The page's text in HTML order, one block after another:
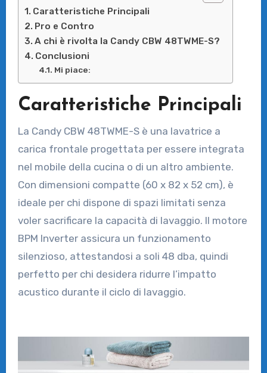
Caratteristiche Principali
Pro e Contro
A chi è rivolta la Candy CBW 48TWME-S?
Conclusioni
Mi piace:
Caratteristiche Principali
La Candy CBW 48TWME-S è una lavatrice a
carica frontale progettata per essere integrata
nel mobile della cucina o di un altro ambiente.
Con dimensioni compatte (60 x 82 x 52 cm), è
ideale per chi dispone di spazi limitati senza
voler sacrificare la capacità di lavaggio. Il motore
BPM Inverter assicura un funzionamento
silenzioso, attestandosi a soli 48 dba, quindi
perfetto per chi desidera ridurre l’impatto
acustico durante il ciclo di lavaggio.